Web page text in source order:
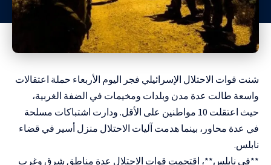
شنت قوات الاحتلال الإسرائيلي فجر اليوم الأربعاء حملة اعتقالات
واسعة طالت عدة مدن وبلدات ومخيمات في الضفة الغربية،
حيث اعتقلت 10 مواطنين على الأقل. ودارت اشتباكات مسلحة
في عدة محاور، بينما هدمت آليات الاحتلال منزل أسير في قضاء
نابلس.
**في نابلس**، اقتحمت قوات الاحتلال عدة مناطق شرق وغرب